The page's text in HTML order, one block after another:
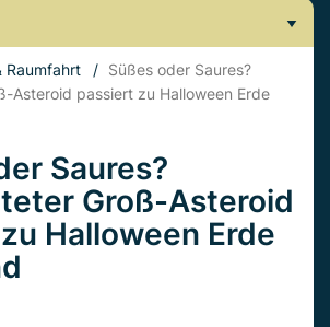
Raumfahrt / Süßes oder Saures?
Asteroid passiert zu Halloween Erde
Saures?
Groß-Asteroid
Halloween Erde